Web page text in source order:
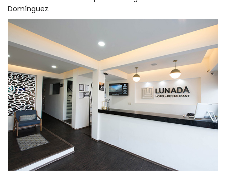
Domínguez.